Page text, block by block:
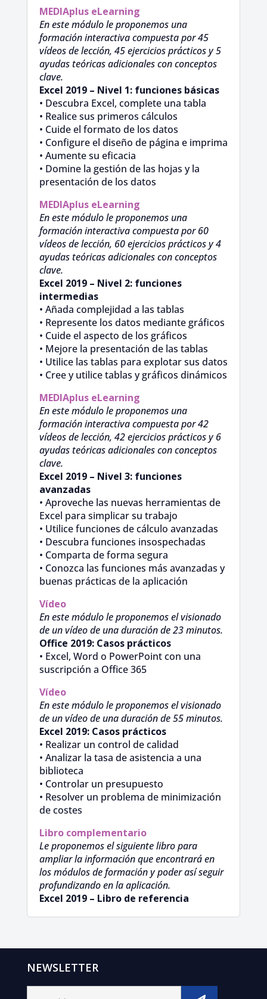
MEDIAplus eLearning
En este módulo le proponemos una
formación interactiva compuesta por 45
vídeos de lección, 45 ejercicios prácticos y 5
ayudas teóricas adicionales con conceptos
clave.
Excel 2019 – Nivel 1: funciones básicas
• Descubra Excel, complete una tabla
• Realice sus primeros cálculos
• Cuide el formato de los datos
• Configure el diseño de página e imprima
• Aumente su eficacia
• Domine la gestión de las hojas y la
presentación de los datos
MEDIAplus eLearning
En este módulo le proponemos una
formación interactiva compuesta por 60
vídeos de lección, 60 ejercicios prácticos y 4
ayudas teóricas adicionales con conceptos
clave.
Excel 2019 – Nivel 2: funciones
intermedias
• Añada complejidad a las tablas
• Represente los datos mediante gráficos
• Cuide el aspecto de los gráficos
• Mejore la presentación de las tablas
• Utilice las tablas para explotar sus datos
• Cree y utilice tablas y gráficos dinámicos
MEDIAplus eLearning
En este módulo le proponemos una
formación interactiva compuesta por 42
vídeos de lección, 42 ejercicios prácticos y 6
ayudas teóricas adicionales con conceptos
clave.
Excel 2019 – Nivel 3: funciones
avanzadas
• Aproveche las nuevas herramientas de
Excel para simplicar su trabajo
• Utilice funciones de cálculo avanzadas
• Descubra funciones insospechadas
• Comparta de forma segura
• Conozca las funciones más avanzadas y
buenas prácticas de la aplicación
Vídeo
En este módulo le proponemos el visionado
de un vídeo de una duración de 23 minutos.
Office 2019: Casos prácticos
• Excel, Word o PowerPoint con una
suscripción a Office 365
Vídeo
En este módulo le proponemos el visionado
de un vídeo de una duración de 55 minutos.
Excel 2019: Casos prácticos
• Realizar un control de calidad
• Analizar la tasa de asistencia a una
biblioteca
• Controlar un presupuesto
• Resolver un problema de minimización
de costes
Libro complementario
Le proponemos el siguiente libro para
ampliar la información que encontrará en
los módulos de formación y poder así seguir
profundizando en la aplicación.
Excel 2019 – Libro de referencia
NEWSLETTER